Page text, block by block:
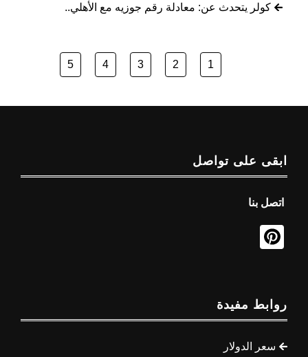
كولر يتحدث عن: معادلة رقم جوزيه مع الأهلي..
1
2
3
4
5
ابقى على تواصل
اتصل بنا
روابط مفيدة
سعر الدولار